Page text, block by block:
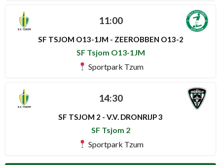
11:00
SF TSJOM O13-1JM - ZEEROBBEN O13-2
SF Tsjom O13-1JM
Sportpark Tzum
14:30
SF TSJOM 2 - V.V. DRONRIJP 3
SF Tsjom 2
Sportpark Tzum